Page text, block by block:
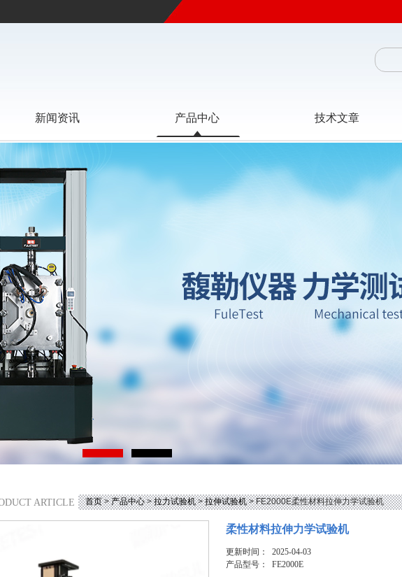
新闻资讯 产品中心 技术文章
ARTICLE 首页>产品中心>拉力试验机>拉伸试验机> FE2000E柔性材料拉伸力学试验机
柔性材料拉伸力学试验机
更新时间： 2025-04-03
产品型号：FE2000E